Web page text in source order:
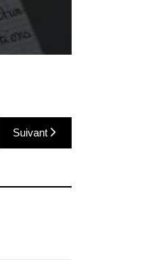
Suivant